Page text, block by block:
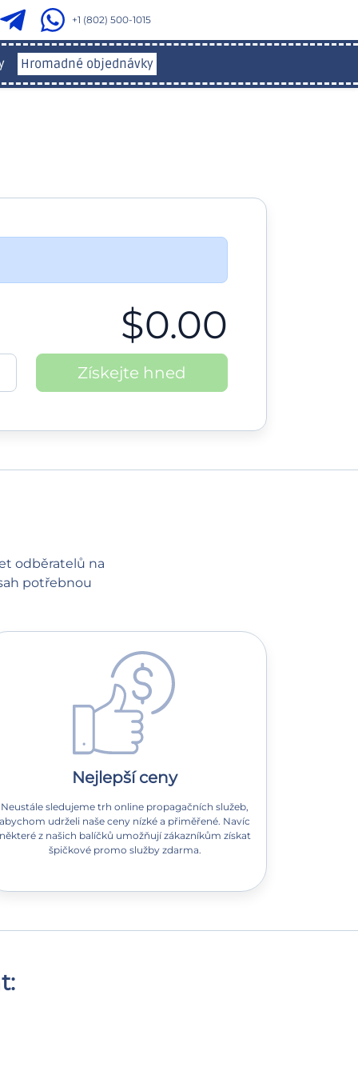
+1 (802) 500-1015
Hromadné objednávky
$0.00
Získejte hned
odběratelů na
potřebnou
Nejlepší ceny
Neustále sledujeme trh online propagačních služeb,
abychom udrželi naše ceny nízké a přiměřené. Navíc
z našich balíčků umožňují zákazníkům získat
špičkové promo služby zdarma.